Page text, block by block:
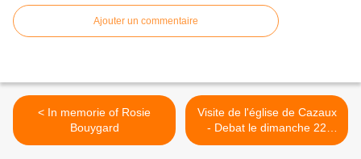
Ajouter un commentaire
< In memorie of Rosie
Bouygard
Visite de l'église de Cazaux
- Debat le dimanche 22
septembre de 09h00 à